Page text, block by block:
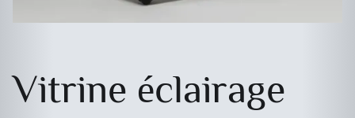
Vitrine éclairage